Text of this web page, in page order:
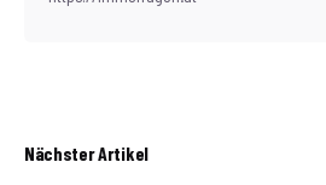
Nächster Artikel